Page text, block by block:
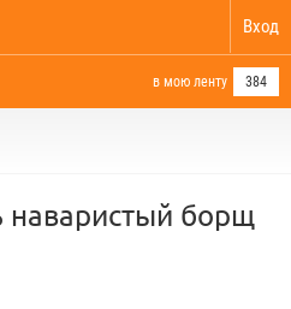
Вход
в мою ленту 384
наваристый борщ